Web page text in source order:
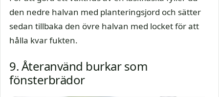
den nedre halvan med planteringsjord och sätter
sedan tillbaka den övre halvan med locket för att
hålla kvar fukten.
9. Återanvänd burkar som
fönsterbrädor